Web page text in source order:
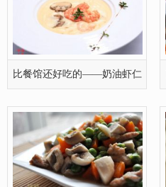
比餐馆还好吃的——奶油虾仁